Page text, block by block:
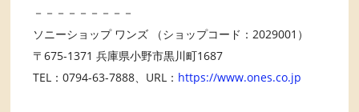
－－－－－－－－－
ソニーショップ ワンズ （ショップコード：2029001）
〒675-1371 兵庫県小野市黒川町1687
TEL：0794-63-7888、URL： https://www.ones.co.jp